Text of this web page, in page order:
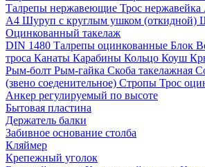
Талрепы нержавеющие Трос нержавейка
А4 Шуруп с круглым ушком (откидной)
Оцинкованный такелаж
DIN 1480 Талрепы оцинкованные Блок
троса Канаты Карабины Кольцо Коуш
Рым-болт Рым-гайка Скоба такелажная
(звено соеденительное) Стропы Трос
Анкер регулируемый по высоте
Бытовая пластина
Держатель балки
Забивное основание столба
Кляймер
Крепежный уголок